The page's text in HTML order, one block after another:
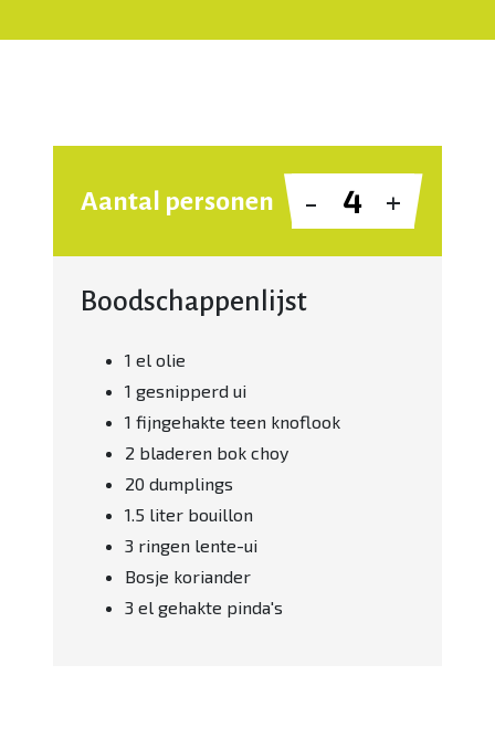
Aantal personen - +
Boodschappenlijst
1 el olie
1 gesnipperd ui
1 fijngehakte teen knoflook
2 bladeren bok choy
20 dumplings
1.5 liter bouillon
3 ringen lente-ui
Bosje koriander
3 el gehakte pinda's